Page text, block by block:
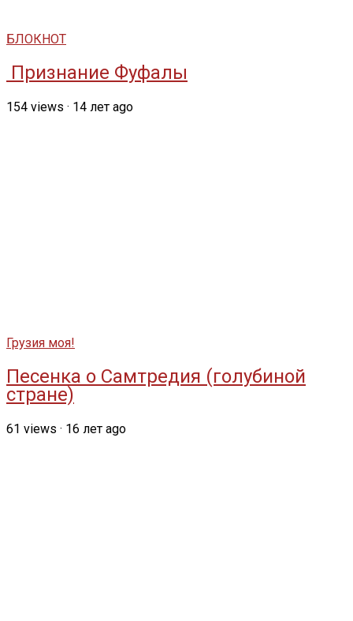
БЛОКНОТ
Признание Фуфалы
154 views · 14 лет ago
Грузия моя!
Песенка о Самтредия (голубиной
стране)
61 views · 16 лет ago